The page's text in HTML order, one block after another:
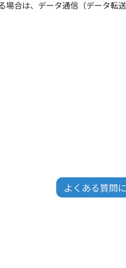
合は、データ通信（データ転
よくある質問